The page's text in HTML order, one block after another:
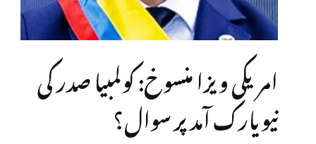
امریکی ویزا منسوخ: کولمبیا صدر کی
نیویارک آمد پر سوال؟